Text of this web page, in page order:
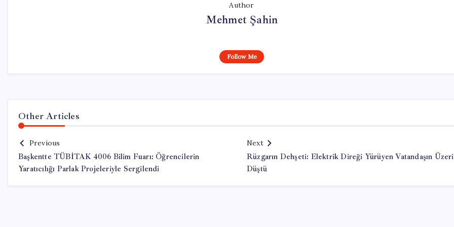
Author
Mehmet Şahin
Follow Me
Other Articles
Previous
Başkentte TÜBİTAK 4006 Bilim Fuarı: Öğrencilerin
Yaratıcılığı Parlak Projeleriyle Sergilendi
Next
Rüzgarın Dehşeti: Elektrik Direği Yürüyen Vatandaşın
Düştü